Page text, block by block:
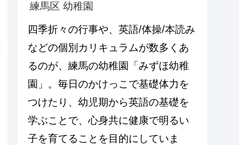
練馬区 幼稚園
四季折々の行事や、英語/体操/本読み
などの個別カリキュラムが数多くあ
るのが、練馬の幼稚園「みずほ幼稚
園」。毎日のかけっこで基礎体力を
つけたり、幼児期から英語の基礎を
学ぶことで、心身共に健康で明るい
子を育てることを目的にしていま